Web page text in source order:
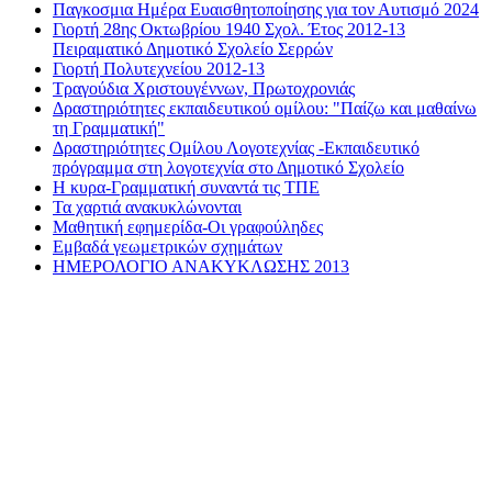
Παγκοσμια Ημέρα Ευαισθητοποίησης για τον Αυτισμό 2024
Γιορτή 28ης Οκτωβρίου 1940 Σχολ. Έτος 2012-13
Πειραματικό Δημοτικό Σχολείο Σερρών
Γιορτή Πολυτεχνείου 2012-13
Τραγούδια Χριστουγέννων, Πρωτοχρονιάς
Δραστηριότητες εκπαιδευτικού ομίλου: "Παίζω και μαθαίνω
τη Γραμματική"
Δραστηριότητες Ομίλου Λογοτεχνίας -Εκπαιδευτικό
πρόγραμμα στη λογοτεχνία στο Δημοτικό Σχολείο
Η κυρα-Γραμματική συναντά τις ΤΠΕ
Τα χαρτιά ανακυκλώνονται
Μαθητική εφημερίδα-Οι γραφούληδες
Εμβαδά γεωμετρικών σχημάτων
ΗΜΕΡΟΛΟΓΙΟ ΑΝΑΚΥΚΛΩΣΗΣ 2013